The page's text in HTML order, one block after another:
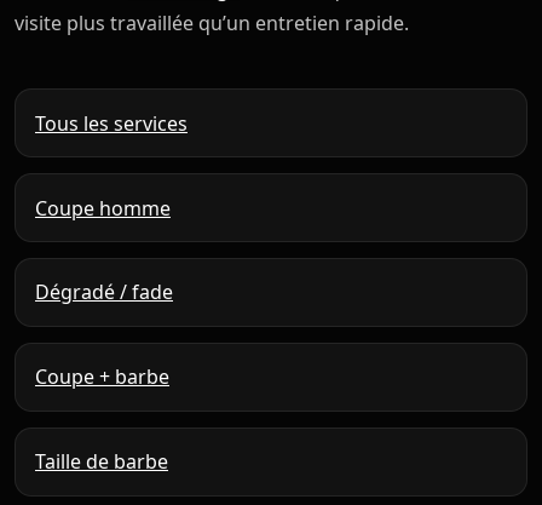
visite plus travaillée qu’un entretien rapide.
Tous les services
Coupe homme
Dégradé / fade
Coupe + barbe
Taille de barbe